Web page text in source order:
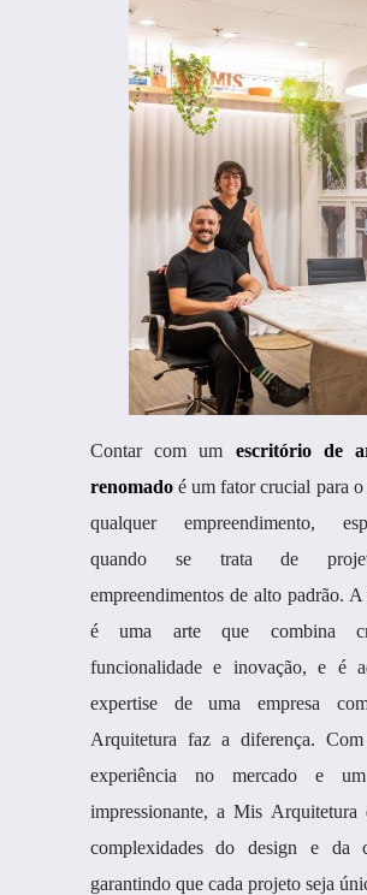
Contar com um escritório de
renomadoé um fator crucial para o
qualquer empreendimento,
quando se trata de
empreendimentos de alto padrão. A
é uma arte que combina
funcionalidade e inovação, e é
expertise de uma empresa
Arquitetura faz a diferença. Com
experiência no mercado e
impressionante, a Mis Arquitetura
complexidades do design e da
garantindo que cada projeto seja